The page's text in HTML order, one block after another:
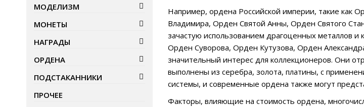
Например, ордена Российской империи, такие как
Владимира, Орден Святой Анны, Орден Святого
зачастую использованием драгоценных металлов
Орден Суворова, Орден Кутузова, Орден
значительный интерес для коллекционеров. Они
выполнены из серебра, золота, платины, с
системы, и современные ордена также могут
Факторы, влияющие на стоимость ордена,
МОДЕЛИЗМ
МОНЕТЫ
НАГРАДЫ
ОРДЕНА
ПОДСТАКАННИКИ
ПРОЧЕЕ